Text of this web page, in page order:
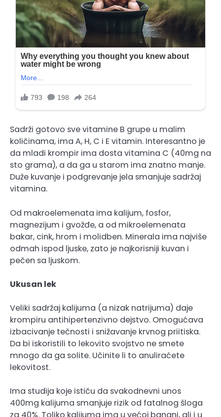
Sadrži gotovo sve vitamine B grupe u malim
količinama, ima A, H, C i E vitamin. Interesantno je
da mladi krompir ima dosta vitamina C (40mg na
sto grama), a da ga u starom ima znatno manje.
Duže kuvanje i podgrevanje jela smanjuje sadržaj
vitamina.
Od makroelemenata ima kalijum, fosfor,
magnezijum i gvožđe, a od mikroelemenata
bakar, cink, hrom i molidben. Minerala ima najviše
odmah ispod ljuske, zato je najkorisniji kuvan i
pečen sa ljuskom.
Ukusan lek
Veliki sadržaj kalijuma (a nizak natrijuma) daje
krompiru antihipertenzivno dejstvo. Omogućava
izbacivanje tečnosti i snižavanje krvnog priitiska.
Da bi iskoristili to lekovito svojstvo ne smete
mnogo da ga solite. Učinite li to anuliraćete
lekovitost.
Ima studija koje ističu da svakodnevni unos
400mg kalijuma smanjuje rizik od fatalnog šloga
za 40%. Toliko kalijuma ima u većoj banani, ali i u